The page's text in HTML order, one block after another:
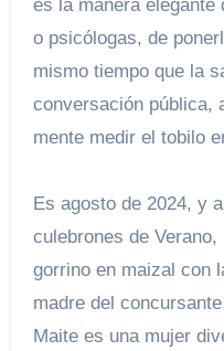
es la manera elegante
o psicólogas, de
mismo tiempo que la
conversación pública,
mente medir el tobilo
Es agosto de 2024, y
culebrones de
gorrino en maizal con
madre del
Maite es una mujer